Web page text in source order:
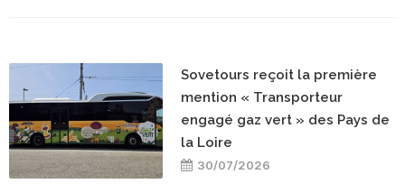
Sovetours reçoit la première
mention « Transporteur
engagé gaz vert » des Pays de
la Loire
30/07/2026